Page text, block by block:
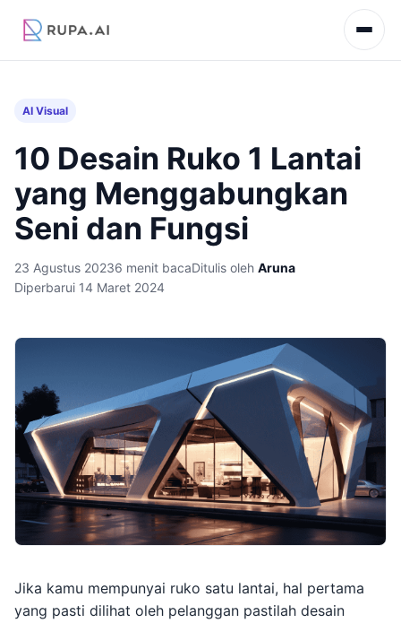
AI Visual
10 Desain Ruko 1 Lantai
yang Menggabungkan
Seni dan Fungsi
23 Agustus 20236 menit bacaDitulis oleh Aruna
Diperbarui 14 Maret 2024
Jika kamu mempunyai ruko satu lantai, hal pertama
yang pasti dilihat oleh pelanggan pastilah desain